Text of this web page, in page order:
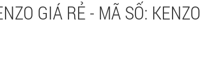
GIÁ RẺ - MÃ SỐ: KENZO